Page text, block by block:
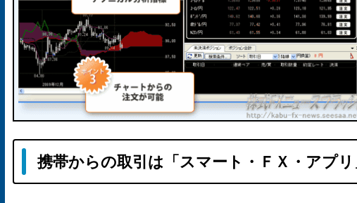
携帯からの取引は「スマート・ＦＸ・アプリ